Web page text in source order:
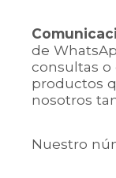
de
consultas o
productos
nosotros
Nuestro